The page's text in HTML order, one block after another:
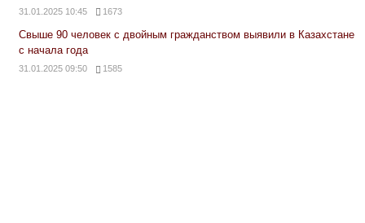
31.01.2025 10:45 1673
Свыше 90 человек с двойным гражданством выявили в Казахстане
с начала года
31.01.2025 09:50 1585